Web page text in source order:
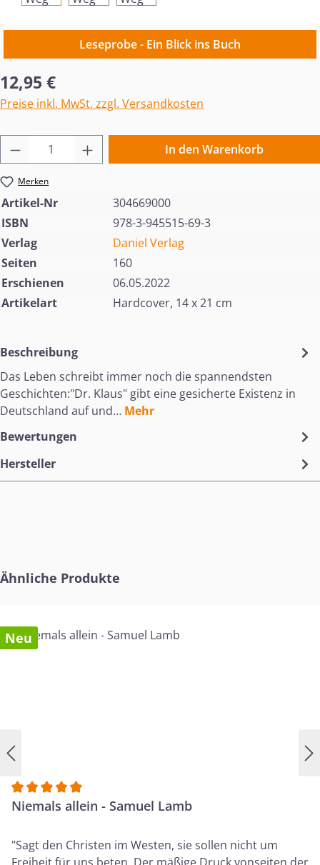
Leseprobe - Ein Blick ins Buch
Regulärer Preis:
12,95 €
Preise inkl. MwSt. zzgl. Versandkosten
Produkt Anzahl: Gib den gewünschten
In den Warenkorb
Merken
Artikel-Nr
304669000
ISBN
978-3-945515-69-3
Verlag
Daniel Verlag
Seiten
160
Erschienen
06.05.2022
Artikelart
Hardcover, 14 x 21 cm
Beschreibung
Das Leben schreibt immer noch die spannendsten
Geschichten:"Dr. Klaus" gibt eine gesicherte Existenz in
Deutschland auf und… Mehr
Bewertungen
Hersteller
Produktgalerie überspringen
Ähnliche Produkte
Neu
Durchschnittliche Bewertung von 4.9 von 5 Sternen
Niemals allein - Samuel Lamb
"Sagt den Christen im Westen, sie sollen nicht um